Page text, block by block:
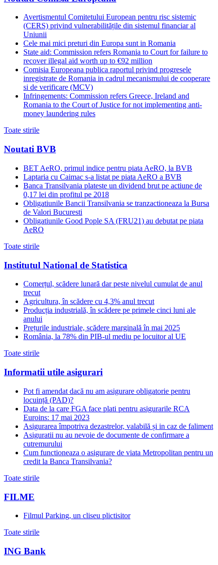
Avertismentul Comitetului European pentru risc sistemic
(CERS) privind vulnerabilitățile din sistemul financiar al
Uniunii
Cele mai mici preturi din Europa sunt in Romania
State aid: Commission refers Romania to Court for failure to
recover illegal aid worth up to €92 million
Comisia Europeana publica raportul privind progresele
inregistrate de Romania in cadrul mecanismului de cooperare
si de verificare (MCV)
Infringements: Commission refers Greece, Ireland and
Romania to the Court of Justice for not implementing anti-
money laundering rules
Toate stirile
Noutati BVB
BET AeRO, primul indice pentru piata AeRO, la BVB
Laptaria cu Caimac s-a listat pe piata AeRO a BVB
Banca Transilvania plateste un dividend brut pe actiune de
0,17 lei din profitul pe 2018
Obligatiunile Bancii Transilvania se tranzactioneaza la Bursa
de Valori Bucuresti
Obligatiunile Good Pople SA (FRU21) au debutat pe piata
AeRO
Toate stirile
Institutul National de Statistica
Comerțul, scădere lunară dar peste nivelul cumulat de anul
trecut
Agricultura, în scădere cu 4,3% anul trecut
Producția industrială, în scădere pe primele cinci luni ale
anului
Prețurile industriale, scădere marginală în mai 2025
România, la 78% din PIB-ul mediu pe locuitor al UE
Toate stirile
Informatii utile asigurari
Pot fi amendat dacă nu am asigurare obligatorie pentru
locuință (PAD)?
Data de la care FGA face plati pentru asigurarile RCA
Euroins: 17 mai 2023
Asigurarea împotriva dezastrelor, valabilă și in caz de faliment
Asiguratii nu au nevoie de documente de confirmare a
cutremurului
Cum functioneaza o asigurare de viata Metropolitan pentru un
credit la Banca Transilvania?
Toate stirile
FILME
Filmul Parking, un cliseu plictisitor
Toate stirile
ING Bank